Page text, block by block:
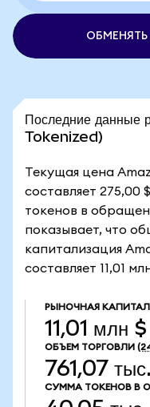
ОБМЕНЯТЬ
Последние
Tokenized)
Текущая цена
составляет 275,00
токенов в
показывает, что
капитализация
составляет 11,01
РЫНОЧНАЯ
11,01 млн $
ОБЪЕМ ТОРГОВЛИ
761,07
СУММА ТОКЕНОВ В